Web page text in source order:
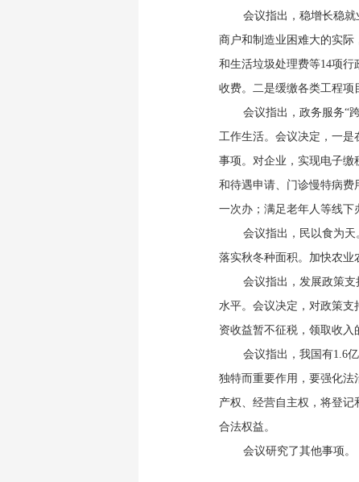
会议指出，稳增长稳
商户和制造业困难大的实
和生活垃圾处理费等14项
收费。二是缓缴各类工程项
会议指出，政务服务“
工作生活。会议决定，一是
事项。对企业，实现电子缴
和待遇申请、门诊慢特病费
一次办；满足老年人等线下
会议指出，民以食为
落实秋冬种面积。加快农业
会议指出，发展政策
水平。会议决定，对政策支
资收益暂不征税，领取收入
会议指出，我国有1.6
独特而重要作用，要强化
产权、经营自主权，将登
合法权益。
会议研究了其他事项。